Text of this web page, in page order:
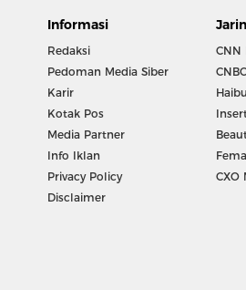
Informasi
Redaksi
Pedoman Media Siber
Karir
Kotak Pos
Media Partner
Info Iklan
Privacy Policy
Disclaimer
CNN
CXO